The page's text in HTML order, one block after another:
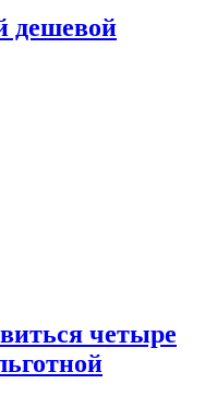
дешевой
четыре